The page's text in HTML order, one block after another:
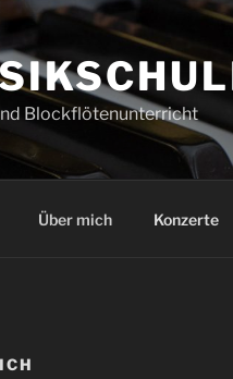
Blockflötenunterricht
Über mich Konzerte